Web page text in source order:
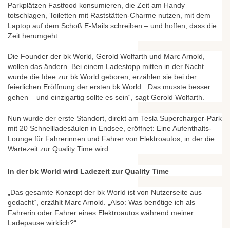
Parkplätzen Fastfood konsumieren, die Zeit am Handy
totschlagen, Toiletten mit Raststätten-Charme nutzen, mit dem
Laptop auf dem Schoß E-Mails schreiben – und hoffen, dass die
Zeit herumgeht.
Die Founder der bk World, Gerold Wolfarth und Marc Arnold,
wollen das ändern. Bei einem Ladestopp mitten in der Nacht
wurde die Idee zur bk World geboren, erzählen sie bei der
feierlichen Eröffnung der ersten bk World. „Das musste besser
gehen – und einzigartig sollte es sein“, sagt Gerold Wolfarth.
Nun wurde der erste Standort, direkt am Tesla Supercharger-Park
mit 20 Schnellladesäulen in Endsee, eröffnet: Eine Aufenthalts-
Lounge für Fahrerinnen und Fahrer von Elektroautos, in der die
Wartezeit zur Quality Time wird.
In der bk World wird Ladezeit zur Quality Time
„Das gesamte Konzept der bk World ist von Nutzerseite aus
gedacht“, erzählt Marc Arnold. „Also: Was benötige ich als
Fahrerin oder Fahrer eines Elektroautos während meiner
Ladepause wirklich?“